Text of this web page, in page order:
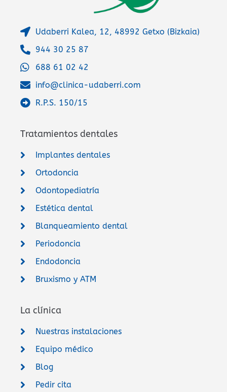
Udaberri Kalea, 12, 48992 Getxo (Bizkaia)
944 30 25 87
688 61 02 42
info@clinica-udaberri.com
R.P.S. 150/15
Tratamientos dentales
Implantes dentales
Ortodoncia
Odontopediatría
Estética dental
Blanqueamiento dental
Periodoncia
Endodoncia
Bruxismo y ATM
La clínica
Nuestras instalaciones
Equipo médico
Blog
Pedir cita